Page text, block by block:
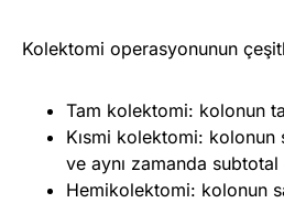
Kolektomi operasyonunun
Tam kolektomi: kolonun
Kısmi kolektomi: kolonun
ve aynı zamanda subtotal
Hemikolektomi: kolonun